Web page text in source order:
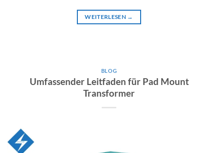
WEITERLESEN →
BLOG
Umfassender Leitfaden für Pad Mount
Transformer